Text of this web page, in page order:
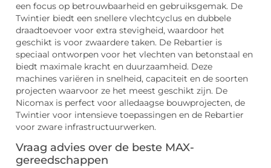
een focus op betrouwbaarheid en gebruiksgemak. De
Twintier biedt een snellere vlechtcyclus en dubbele
draadtoevoer voor extra stevigheid, waardoor het
geschikt is voor zwaardere taken. De Rebartier is
speciaal ontworpen voor het vlechten van betonstaal en
biedt maximale kracht en duurzaamheid. Deze
machines variëren in snelheid, capaciteit en de soorten
projecten waarvoor ze het meest geschikt zijn. De
Nicomax is perfect voor alledaagse bouwprojecten, de
Twintier voor intensieve toepassingen en de Rebartier
voor zware infrastructuurwerken.
Vraag advies over de beste MAX-
gereedschappen